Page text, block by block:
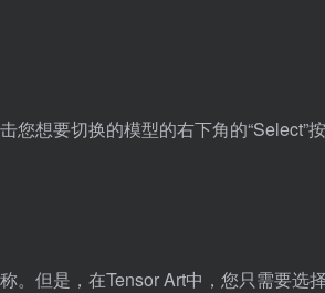
想要切换的模型的右下角的“Select”
。但是，在Tensor Art中，您只需要选